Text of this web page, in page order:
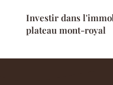
Investir dans
plateau mont-royal